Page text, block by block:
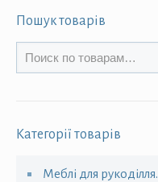
Пошук товарів
Категорії товарів
Меблі для рукоділля.